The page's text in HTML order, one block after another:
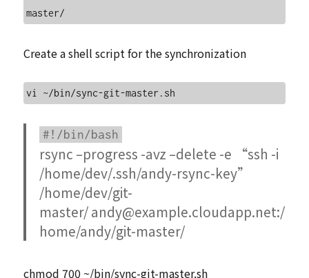
Create a shell script for the synchronization
#!/bin/bash
rsync –progress -avz –delete -e “ssh -i
/home/dev/.ssh/andy-rsync-key”
/home/dev/git-
master/ andy@example.cloudapp.net:/
home/andy/git-master/
chmod 700 ~/bin/sync-git-master.sh